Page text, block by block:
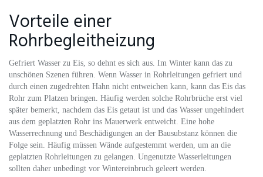
Vorteile einer
Rohrbegleitheizung
Gefriert Wasser zu Eis, so dehnt es sich aus. Im Winter kann das zu
unschönen Szenen führen. Wenn Wasser in Rohrleitungen gefriert und
durch einen zugedrehten Hahn nicht entweichen kann, kann das Eis das
Rohr zum Platzen bringen. Häufig werden solche Rohrbrüche erst viel
später bemerkt, nachdem das Eis getaut ist und das Wasser ungehindert
aus dem geplatzten Rohr ins Mauerwerk entweicht. Eine hohe
Wasserrechnung und Beschädigungen an der Bausubstanz können die
Folge sein. Häufig müssen Wände aufgestemmt werden, um an die
geplatzten Rohrleitungen zu gelangen. Ungenutzte Wasserleitungen
sollten daher unbedingt vor Wintereinbruch geleert werden.